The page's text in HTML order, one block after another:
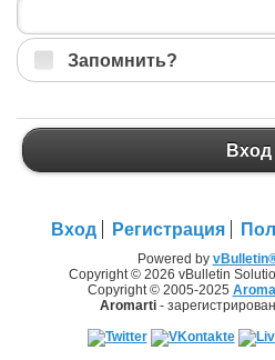
Запомнить?
Вход
Вход Регистрация
Powered by
Copyright © 2026 vBulletin
Copyright © 2005-2025
Aromarti-